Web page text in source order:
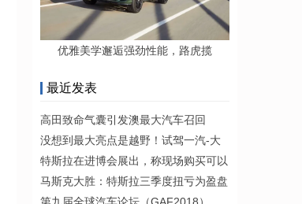
优雅美学邂逅强劲性能，路虎揽
最近发表
高田致命气囊引发澳最大汽车召回
没想到最大亮点是越野！试驾一汽-大
特斯拉在进博会展出，称现场购买可以
马斯克大胜：特斯拉三季度扭亏为盈盘